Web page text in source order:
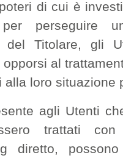
di cui è
perseguire
del Titolare, gli
opporsi al
alla loro situazione
agli Utenti
trattati
diretto,